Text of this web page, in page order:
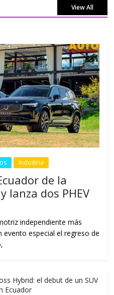
View All
Industria
de la
lanza dos PHEV
independiente más
evento especial el regreso de
Hybrid: el debut de un SUV
Ecuador